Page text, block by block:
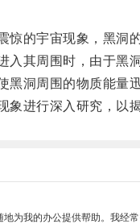
的宇宙现象，黑洞的
其周围时，由于黑洞
洞周围的物质能量迅
进行深入研究，以揭
为我的办公提供帮助。我经